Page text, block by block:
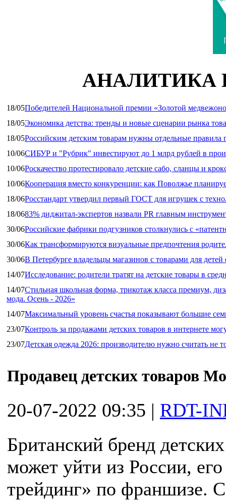
АНАЛИТИКА
18/05Победителей Национальной премии «Золотой
18/05Экономика детства: тренды и новые сценарии рынка
18/05Российским детским товарам нужны отдельные правила
10/06СИБУР и "Рубрик" инвестируют до 1 млрд рублей в
10/06Роскачество протестировало детские сабо, сланцы и
10/06Кооперация вместо конкуренции: как Поволжье
18/06Росстандарт утвердил первый ГОСТ для игрушек с
18/0683% диджитал‑экспертов назвали PR главным
30/06Российские фабрики подгузников столкнулись с
30/06Как трансформируются визуальные предпочтения
30/06В Петербурге владельцы магазинов с товарами для
14/07Исследование: родители тратят на детские товары в
14/07Стильная школьная форма, трикотаж класса премиум,
мода. Осень - 2026»
14/07Максимальный уровень счастья показывают большие
23/07Контроль за продажами детских товаров в интернете
23/07Детская одежда 2026: производителю нужно считать не
Продавец детских товаров
20-07-2022 09:35 | RDT-
Британский бренд
может уйти из России,
трейдинг» по франшизе.